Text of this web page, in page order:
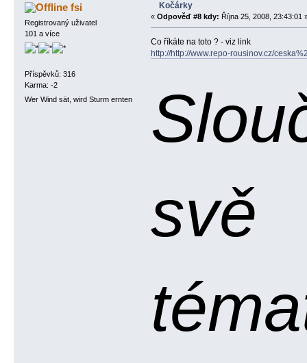
fsi
Registrovaný uživatel
101 a více
Příspěvků: 316
Karma: -2
Wer Wind sät, wird Sturm ernten
Kočárky
« Odpověď #8 kdy: Října 25, 2008, 23:43:01
Co říkáte na toto ? - viz link
http://http://www.repo-rousinov.cz/
svě